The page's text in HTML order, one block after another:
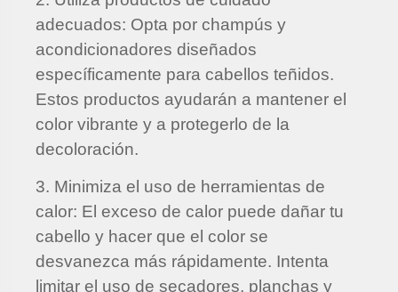
adecuados: Opta por champús y
acondicionadores diseñados
específicamente para cabellos teñidos.
Estos productos ayudarán a mantener el
color vibrante y a protegerlo de la
decoloración.
3. Minimiza el uso de herramientas de
calor: El exceso de calor puede dañar tu
cabello y hacer que el color se
desvanezca más rápidamente. Intenta
limitar el uso de secadores, planchas y